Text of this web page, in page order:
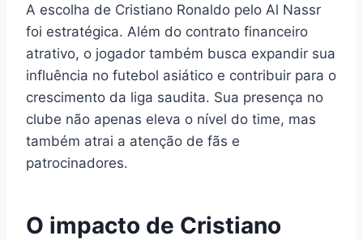
A escolha de Cristiano Ronaldo pelo Al Nassr
foi estratégica. Além do contrato financeiro
atrativo, o jogador também busca expandir sua
influência no futebol asiático e contribuir para o
crescimento da liga saudita. Sua presença no
clube não apenas eleva o nível do time, mas
também atrai a atenção de fãs e
patrocinadores.
O impacto de Cristiano